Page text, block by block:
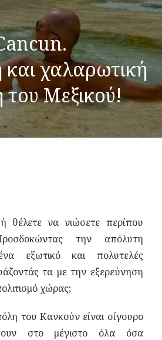
και χαλαρωτική
του Μεξικού!
θέλετε να νιώσετε περίπου
την απόλυτη
εξωτικό και πολυτελές
τα με την εξερεύνηση
χώρας;
του Κανκούν είναι σίγουρο
στο μέγιστο όλα όσα